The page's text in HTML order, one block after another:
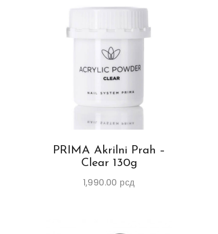
PRIMA Akrilni Prah –
Clear 130g
1,990.00 рсд